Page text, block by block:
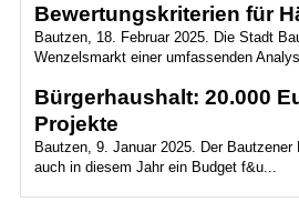
Bewertungskriterien für
Bautzen, 18. Februar 2025. Die Stadt
Wenzelsmarkt einer umfassenden
Bürgerhaushalt: 20.000
Projekte
Bautzen, 9. Januar 2025. Der Bautzener
auch in diesem Jahr ein Budget f&u...